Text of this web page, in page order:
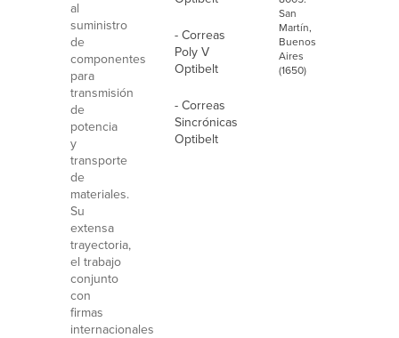
al
suministro
de
componentes
para
transmisión
de
potencia
y
transporte
de
materiales.
Su
extensa
trayectoria,
el trabajo
conjunto
con
firmas
internacionales
- Correas
Poly V
Optibelt
- Correas
Sincrónicas
Optibelt
San
Martín,
Buenos
Aires
(1650)